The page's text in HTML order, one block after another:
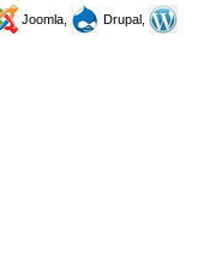
Joomla,
Drupal,